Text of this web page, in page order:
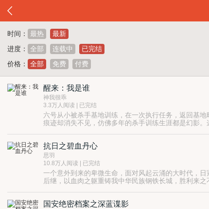
时间： 最热
最新
进度：
全部 连载中
已完结
价格：
全部 免费 付费
醒来：我是谁
神我很乖
3.3万人阅读 | 已完结
六号从小被杀手基地训练，在一次执行任务，返回基
痕迹却消失不见，仿佛多年的杀手训练生涯都是幻影
抗日之碧血丹心
思羽
10.8万人阅读 | 已完结
一个意外到来的卑微生命，面对风起云涌的大时代，
后继，以血肉之躯重铸我中华民族钢铁长城，胜利来
国安绝密档案之深蓝谍影